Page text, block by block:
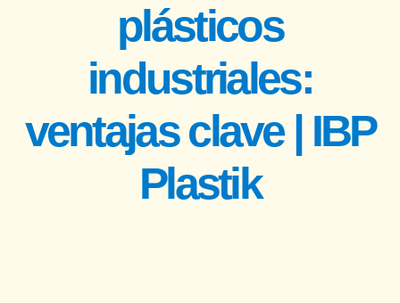
plásticos
industriales:
ventajas clave | IBP
Plastik